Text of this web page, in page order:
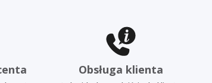
Obsługa klienta